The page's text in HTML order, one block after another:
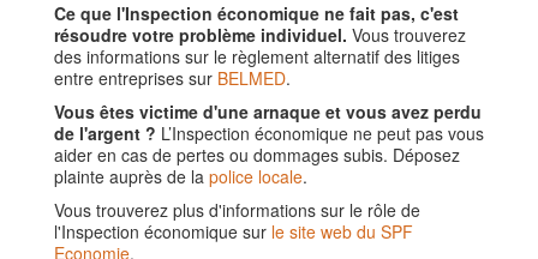
Ce que l'Inspection économique ne fait pas, c'est
résoudre votre problème individuel. Vous trouverez
des informations sur le règlement alternatif des litiges
entre entreprises sur BELMED.
Vous êtes victime d'une arnaque et vous avez perdu
de l'argent ? L’Inspection économique ne peut pas vous
aider en cas de pertes ou dommages subis. Déposez
plainte auprès de la police locale.
Vous trouverez plus d'informations sur le rôle de
l'Inspection économique sur le site web du SPF
Economie.